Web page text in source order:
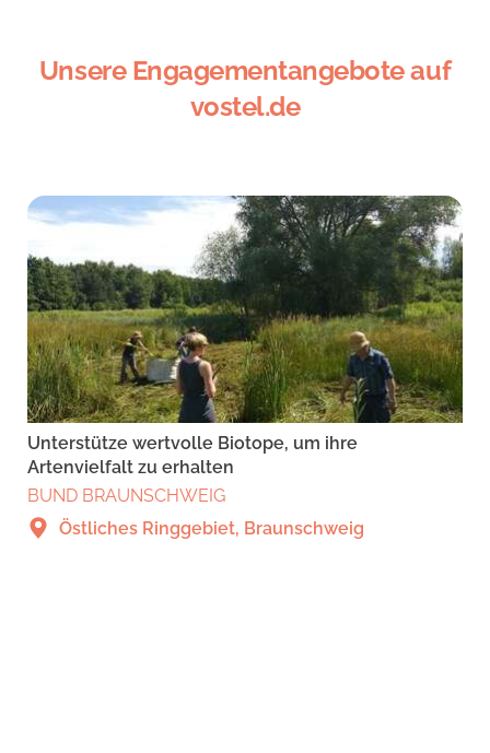
Unsere Engagementangebote auf
vostel.de
Unterstütze wertvolle Biotope, um ihre
Artenvielfalt zu erhalten
BUND BRAUNSCHWEIG
Östliches Ringgebiet, Braunschweig